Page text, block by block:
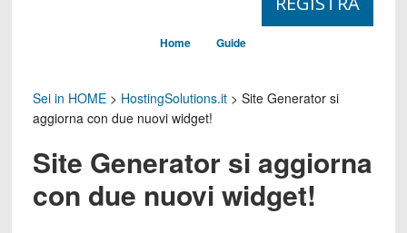
Home Guide
Sei in HOME> HostingSolutions.it> Site Generator si
aggiorna con due nuovi widget!
Site Generator si aggiorna
con due nuovi widget!